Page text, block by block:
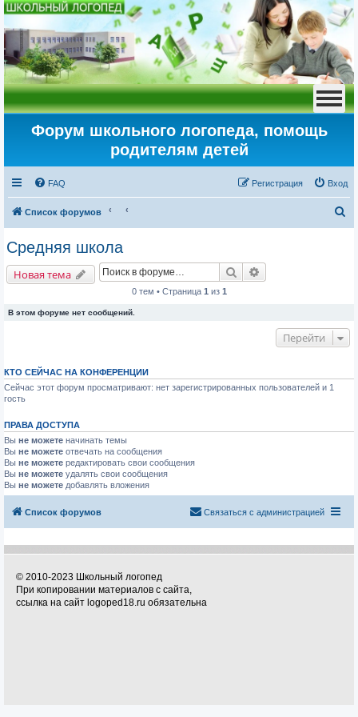
Форум школьного логопеда, помощь
родителям детей
FAQ Вход
Регистрация
Список форумов
о
Средняя школа
Новая тема Поиск
0 тем • Страница 1 из 1
В этом форуме нет сообщений.
Перейти
КТО СЕЙЧАС НА КОНФЕРЕНЦИИ
Сейчас этот форум просматривают: нет зарегистрированных пользователей и 1
гость
ПРАВА ДОСТУПА
Вы не можете начинать темы
Вы не можете отвечать на сообщения
Вы не можете редактировать свои сообщения
Вы не можете удалять свои сообщения
Вы не можете добавлять вложения
Список форумов Связаться с администрацией
© 2010-2023 Школьный логопед
При копировании материалов с сайта,
ссылка на сайт logoped18.ru обязательна